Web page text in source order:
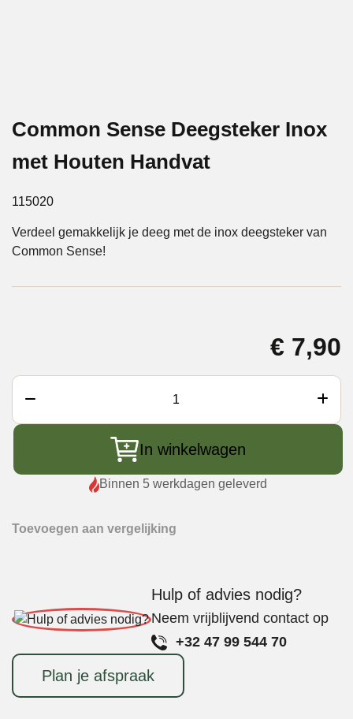
Common Sense Deegsteker Inox
met Houten Handvat
115020
Verdeel gemakkelijk je deeg met de inox deegsteker van
Common Sense!
€ 7,90
Sense
Handvat
In winkelwagen
Binnen 5 werkdagen geleverd
Toevoegen aan vergelijking
Hulp of advies nodig?
Neem vrijblijvend contact op
+32 47 99 544 70
Plan je afspraak